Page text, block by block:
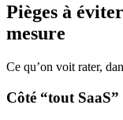
Pièges à
mesure
Ce qu’on voit rater,
Côté “tout SaaS”